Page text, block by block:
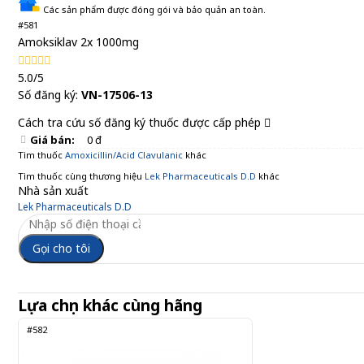
Các sản phẩm được đóng gói và bảo quản an toàn.
#581
Amoksiklav 2x 1000mg
5.0/5
Số đăng ký: VN-17506-13
Cách tra cứu số đăng ký thuốc được cấp phép
Giá bán: 0 đ
Tìm thuốc Amoxicillin/Acid Clavulanic khác
Tìm thuốc cùng thương hiệu Lek Pharmaceuticals D.D khác
Nhà sản xuất
Lek Pharmaceuticals D.D
Gọi cho tôi
Lựa chọn khác cùng hãng
#582